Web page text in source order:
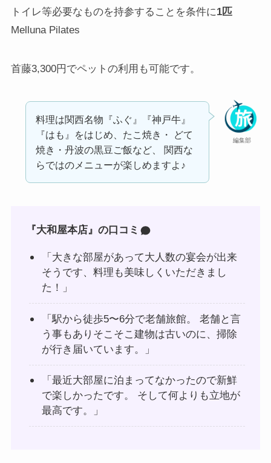
トイレ等必要なものを持参することを条件に1匹
Melluna Pilates
首藤3,300円でペットの利用も可能です。
編集部
料理は関西名物『ふぐ』『神戸牛』
『はも』をはじめ、たこ焼き・ どて
焼き・丹波の黒豆ご飯など、 関西な
らではのメニューが楽しめますよ♪
『大和屋本店』の口コミ
「大きな部屋があって大人数の宴会が出来
そうです、料理も美味しくいただきまし
た！」
「駅から徒歩5〜6分で老舗旅館。 老舗と言
う事もありそこそこ建物は古いのに、掃除
が行き届いています。」
「最近大部屋に泊まってなかったので新鮮
で楽しかったです。 そして何よりも立地が
最高です。」